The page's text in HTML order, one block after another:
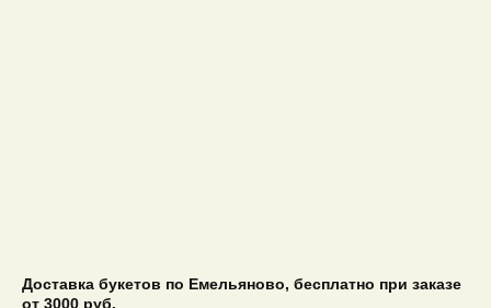
Доставка букетов по Емельяново, бесплатно при заказе
от 3000 руб.